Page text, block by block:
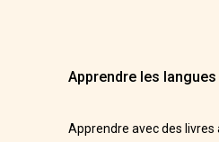
Apprendre les langues
Apprendre avec des livres